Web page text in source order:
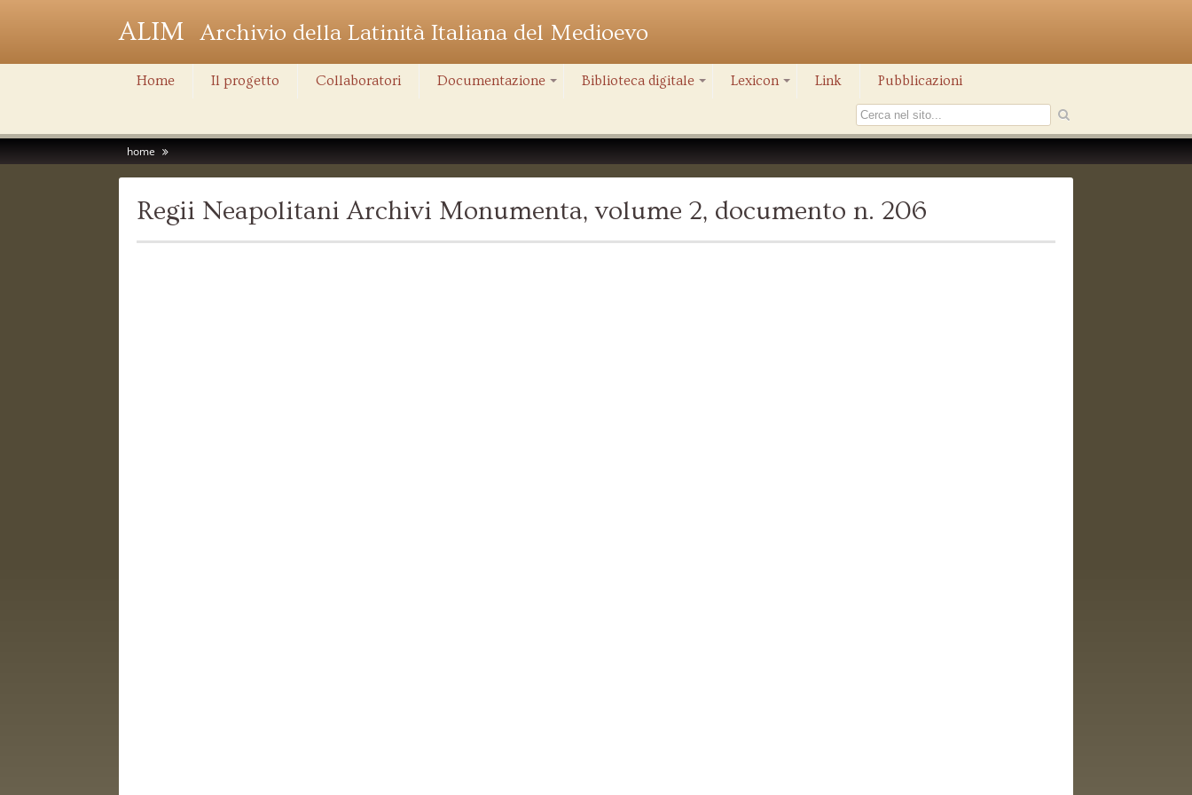
ALIM Archivio della Latinità Italiana del Medioevo
Home Il progetto Collaboratori Documentazione Biblioteca digitale Lexicon Link Pubblicazioni
home
Regii Neapolitani Archivi Monumenta, volume 2, documento n. 206